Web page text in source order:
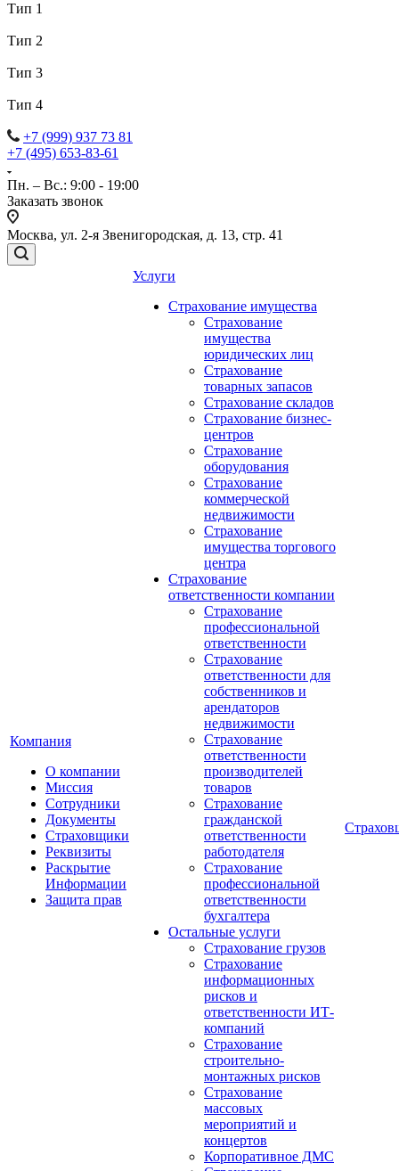
Тип 1
Тип 2
Тип 3
Тип 4
+7 (999) 937 73 81
+7 (495) 653-83-61
Пн. – Вс.: 9:00 - 19:00
Заказать звонок
Москва, ул. 2-я Звенигородская, д. 13, стр. 41
Компания
О компании
Миссия
Сотрудники
Документы
Страховщики
Реквизиты
Раскрытие
Информации
Защита прав
Услуги
Страхование имущества
Страхование
имущества
юридических лиц
Страхование
товарных запасов
Страхование складов
Страхование бизнес-
центров
Страхование
оборудования
Страхование
коммерческой
недвижимости
Страхование
имущества торгового
центра
Страхование
ответственности компании
Страхование
профессиональной
ответственности
Страхование
ответственности для
собственников и
арендаторов
недвижимости
Страхование
ответственности
производителей
товаров
Страхование
гражданской
ответственности
работодателя
Страхование
профессиональной
ответственности
бухгалтера
Остальные услуги
Страхование грузов
Страхование
информационных
рисков и
ответственности ИТ-
компаний
Страхование
строительно-
монтажных рисков
Страхование
массовых
мероприятий и
концертов
Корпоративное ДМС